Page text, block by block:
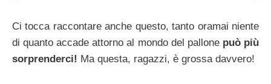
Ci tocca raccontare anche questo, tanto oramai niente
di quanto accade attorno al mondo del pallone può più
sorprenderci! Ma questa, ragazzi, è grossa davvero!